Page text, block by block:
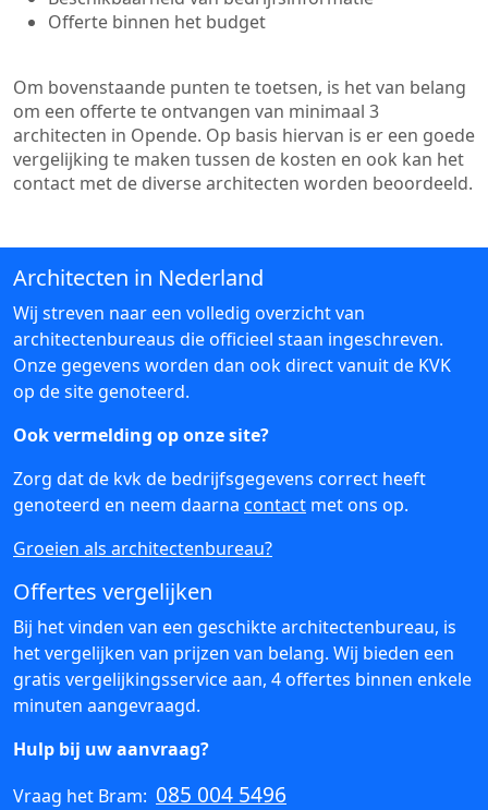
Offerte binnen het budget
Om bovenstaande punten te toetsen, is het van belang
om een offerte te ontvangen van minimaal 3
architecten in Opende. Op basis hiervan is er een goede
vergelijking te maken tussen de kosten en ook kan het
contact met de diverse architecten worden beoordeeld.
Architecten in Nederland
Wij streven naar een volledig overzicht van
architectenbureaus die officieel staan ingeschreven.
Onze gegevens worden dan ook direct vanuit de KVK
op de site genoteerd.
Ook vermelding op onze site?
Zorg dat de kvk de bedrijfsgegevens correct heeft
genoteerd en neem daarna contact met ons op.
Groeien als architectenbureau?
Offertes vergelijken
Bij het vinden van een geschikte architectenbureau, is
het vergelijken van prijzen van belang. Wij bieden een
gratis vergelijkingsservice aan, 4 offertes binnen enkele
minuten aangevraagd.
Hulp bij uw aanvraag?
Vraag het Bram: 085 004 5496